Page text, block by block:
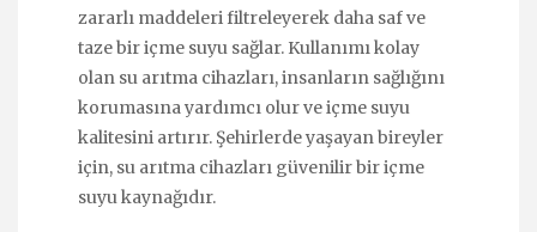
zararlı maddeleri filtreleyerek daha saf ve
taze bir içme suyu sağlar. Kullanımı kolay
olan su arıtma cihazları, insanların sağlığını
korumasına yardımcı olur ve içme suyu
kalitesini artırır. Şehirlerde yaşayan bireyler
için, su arıtma cihazları güvenilir bir içme
suyu kaynağıdır.